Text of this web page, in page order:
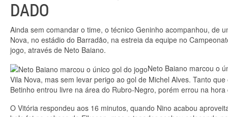
DADO
Ainda sem comandar o time, o técnico Geninho acompanhou, de
Nova, no estádio do Barradão, na estreia da equipe no
jogo, através de Neto Baiano.
Neto Baiano marcou o
Vila Nova, mas sem levar perigo ao gol de Michel Alves. Tanto
Betinho entrou livre na área do Rubro-Negro, porém errou na hora
O Vitória respondeu aos 16 minutos, quando Nino acabou